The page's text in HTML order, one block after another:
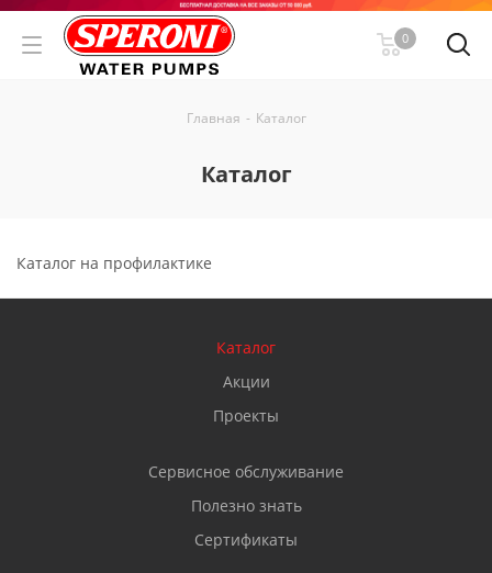
0
Главная - Каталог
Каталог
Каталог на профилактике
Каталог
Акции
Проекты
Сервисное обслуживание
Полезно знать
Сертификаты